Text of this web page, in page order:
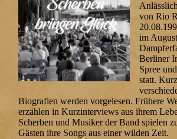
von Rio
im
Berliner
Spree
statt.
Biografien werden vorgelesen. Frühere
erzählen in Kurzinterviews aus ihrem
Scherben und Musiker der Band spielen
Gästen ihre Songs aus einer wilden Zeit.